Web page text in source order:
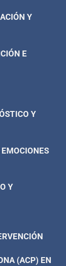
Y
E
Y
Y
(ACP) EN